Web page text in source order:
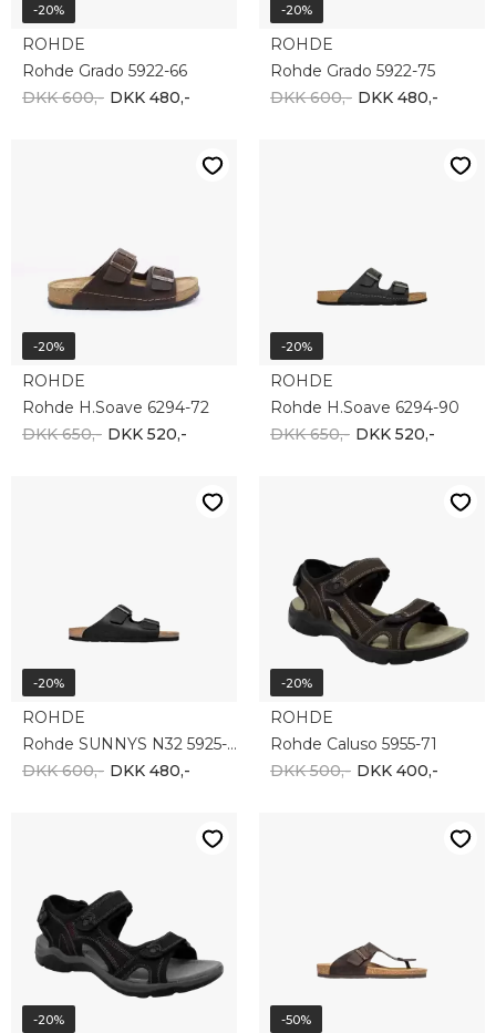
-20%
ROHDE
Rohde Grado 5922-66
DKK 600,- DKK 480,-
-20%
ROHDE
Rohde Grado 5922-75
DKK 600,- DKK 480,-
-20%
ROHDE
Rohde H.Soave 6294-72
DKK 650,- DKK 520,-
-20%
ROHDE
Rohde H.Soave 6294-90
DKK 650,- DKK 520,-
-20%
ROHDE
Rohde SUNNYS N32 5925-90
DKK 600,- DKK 480,-
-20%
ROHDE
Rohde Caluso 5955-71
DKK 500,- DKK 400,-
-20% -50%